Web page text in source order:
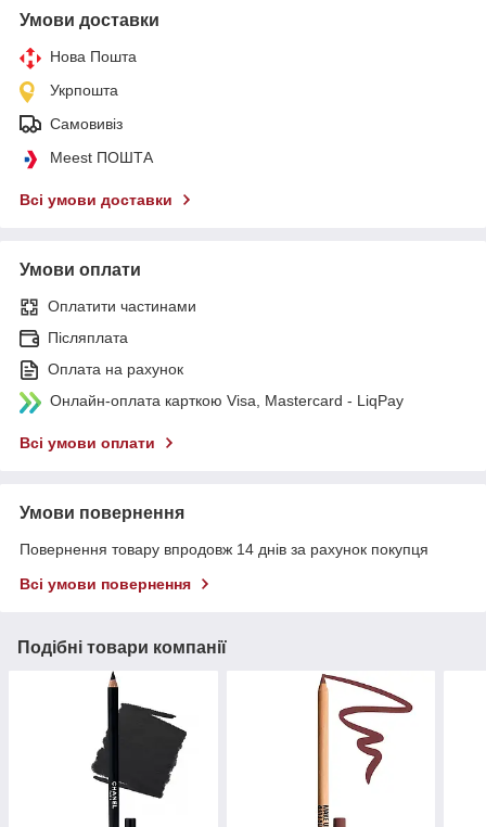
Умови доставки
Нова Пошта
Укрпошта
Самовивіз
Meest ПОШТА
Всі умови доставки
Умови оплати
Оплатити частинами
Післяплата
Оплата на рахунок
Онлайн-оплата карткою Visa, Mastercard - LiqPay
Всі умови оплати
Умови повернення
Повернення товару впродовж 14 днів за рахунок покупця
Всі умови повернення
Подібні товари компанії